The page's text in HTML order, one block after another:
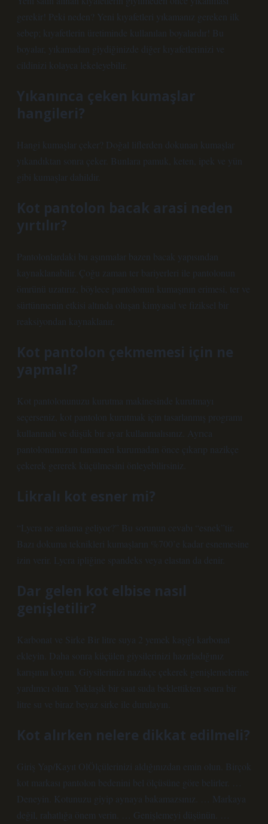
gerekir! Peki neden? Yeni kıyafetleri yıkamanız gereken ilk
sebep; kıyafetlerin üretiminde kullanılan boyalardır! Bu
boyalar, yıkamadan giydiğinizde diğer kıyafetlerinizi ve
cildinizi kolayca lekeleyebilir.
Yıkanınca çeken kumaşlar
hangileri?
Hangi kumaşlar çeker? Doğal liflerden dokunan kumaşlar
yıkandıktan sonra çeker. Bunlara pamuk, keten, ipek ve yün
gibi kumaşlar dahildir.
Kot pantolon bacak arasi neden
yırtılır?
Pantolonlardaki bu aşınmalar bazen bacak yapısından
kaynaklanabilir. Çoğu zaman ter bariyerleri ile pantolonun
ömrünü uzatırız, böylece pantolonun kumaşının erimesi, ter ve
sürtünmenin etkisi altında oluşan kimyasal ve fiziksel bir
reaksiyondan kaynaklanır.
Kot pantolon çekmemesi için ne
yapmalı?
Kot pantolonunuzu kurutma makinesinde kurutmayı
seçerseniz, kot pantolon kurutmak için tasarlanmış programı
kullanmalı ve düşük bir ayar kullanmalısınız. Ayrıca
pantolonunuzun tamamen kurumadan önce çıkarıp nazikçe
çekerek gererek küçülmesini önleyebilirsiniz.
Likralı kot esner mi?
“Lycra ne anlama geliyor?” Bu sorunun cevabı “esnek”tir.
Bazı dokuma teknikleri kumaşların %700’e kadar esnemesine
izin verir. Lycra ipliğine spandeks veya elastan da denir.
Dar gelen kot elbise nasıl
genişletilir?
Karbonat ve Sirke Bir litre suya 2 yemek kaşığı karbonat
ekleyin. Daha sonra küçülen giysilerinizi hazırladığınız
karışıma koyun. Giysilerinizi nazikçe çekerek genişlemelerine
yardımcı olun. Yaklaşık bir saat suda beklettikten sonra bir
litre su ve biraz beyaz sirke ile durulayın.
Kot alırken nelere dikkat edilmeli?
Giriş Yap/Kayıt OlÖlçülerinizi aldığınızdan emin olun. Birçok
kot markası pantolon bedenini bel ölçüsüne göre belirler. …
Deneyin. Kotunuzu giyip aynaya bakamazsınız. … Markaya
değil, rahatlığa önem verin. … Genişlemeyi düşünün. …